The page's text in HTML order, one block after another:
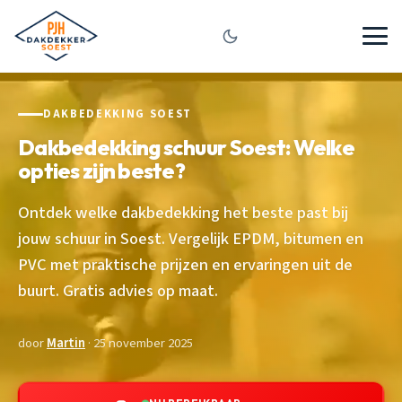
DAKBEDEKKING SOEST
Dakbedekking schuur Soest: Welke
opties zijn beste?
Ontdek welke dakbedekking het beste past bij
jouw schuur in Soest. Vergelijk EPDM, bitumen en
PVC met praktische prijzen en ervaringen uit de
buurt. Gratis advies op maat.
doorMartin · 25 november 2025